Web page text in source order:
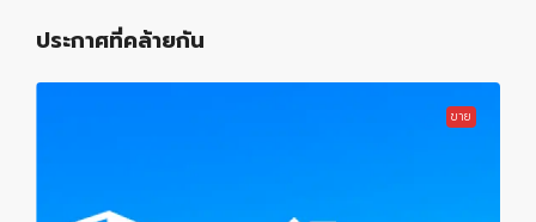
ประกาศที่คล้ายกัน
ขาย